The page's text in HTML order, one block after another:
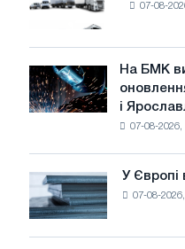
досягнення
цілей
декарбонізації
нових
вантажівок
у
липні
07-08-
На
БМК
виробили
трамвайних
колій
Москви
і
На БМК
і
07-08-2026,
Європі
виживуть
тільки
У Європі
07-08-